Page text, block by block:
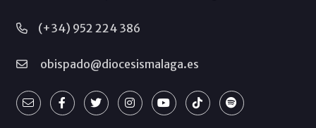
(+34) 952 224 386
obispado@diocesismalaga.es